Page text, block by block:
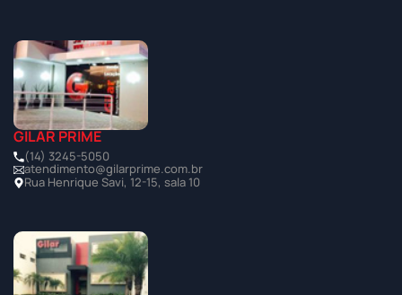
GILAR PRIME
(14) 3245-5050
atendimento@gilarprime.com.br
Rua Henrique Savi, 12-15, sala 10